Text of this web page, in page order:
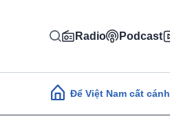
Radio Podcast
Main navigation
Để Việt Nam cất cánh